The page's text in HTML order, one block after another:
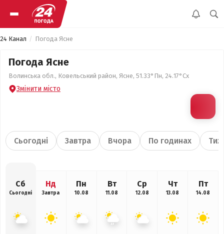
24 Канал Погода Ясне
Погода Ясне
Волинська обл., Ковельський район, Ясне, 51.33°Пн, 24.17°Сх
Змінити місто
Сьогодні Завтра Вчора По годинах
Сб
Сьогодні
Нд
Завтра
Пн
10.08
Вт
11.08
Ср
12.08
Чт
13.08
Пт
14.08